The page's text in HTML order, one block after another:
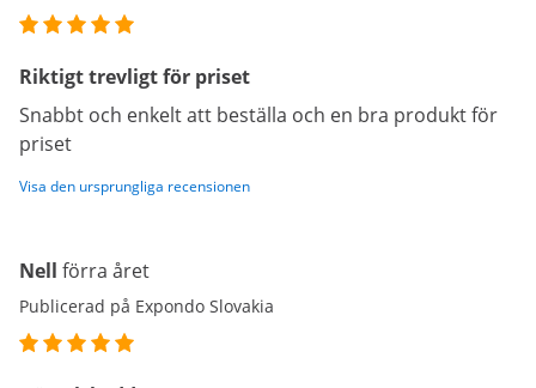
Riktigt trevligt för priset
Snabbt och enkelt att beställa och en bra produkt för
priset
Visa den ursprungliga recensionen
Nell förra året
Publicerad på Expondo Slovakia